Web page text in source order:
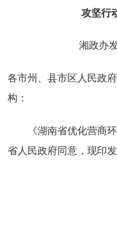
攻坚行
湘政办
各市州、县市区人民政
构：
《湖南省优化营商环
省人民政府同意，现印